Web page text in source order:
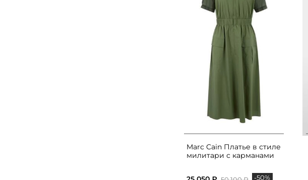
Marc Cain Платье в стиле
милитари с карманами
-50%